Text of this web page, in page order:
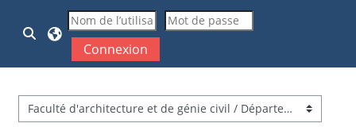
Passer au contenu principal
Activer/désactiver la saisie de recherche
Connexion
Catégories de cours